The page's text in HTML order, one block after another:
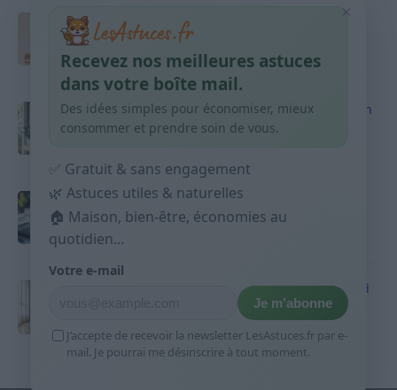
Taches pigmentaires : routine simple +
habitudes qui aident
9 avril 2026
Produits ménagers : comment économiser en
courses sans acheter 10 sprays
Budget mensuel : méthode rapide pour
répartir son salaire dès le jour de paie
9 avril 2026
Sport 10 minutes par jour est-ce utile et quoi
9 avril 2026
×
Recevez nos meilleures astuces
dans votre boîte mail.
Des idées simples pour économiser, mieux
consommer et prendre soin de vous.
✅ Gratuit & sans engagement
🌿 Astuces utiles & naturelles
🏠 Maison, bien-être, économies au
quotidien...
Votre e-mail
Je m’abonne
J’accepte de recevoir la newsletter LesAstuces.fr par e-
mail. Je pourrai me désinscrire à tout moment.